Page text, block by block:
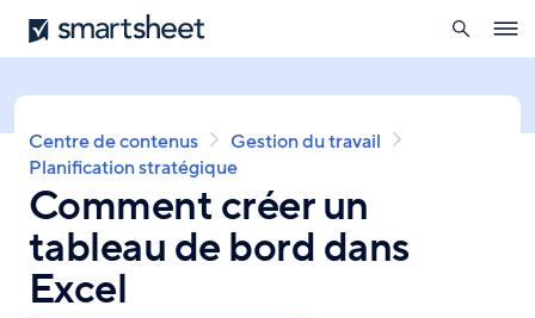
Aller
au
principal
Smartsheet
ouverte
Fil
d'Ariane
Centre de contenus
Gestion du travail
Planification stratégique
Comment créer un
tableau de bord dans
Excel